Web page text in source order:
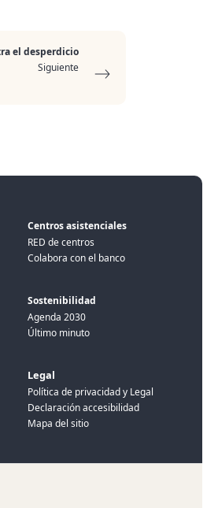
el desperdicio
Siguiente
Centros asistenciales
RED de centros
Colabora con el banco
Sostenibilidad
Agenda 2030
Último minuto
Legal
Política de privacidad y Legal
Declaración accesibilidad
Mapa del sitio